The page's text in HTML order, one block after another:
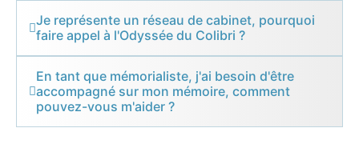
Je représente un réseau de cabinet, pourquoi
faire appel à l'Odyssée du Colibri ?
En tant que mémorialiste, j'ai besoin d'être
accompagné sur mon mémoire, comment
pouvez-vous m'aider ?